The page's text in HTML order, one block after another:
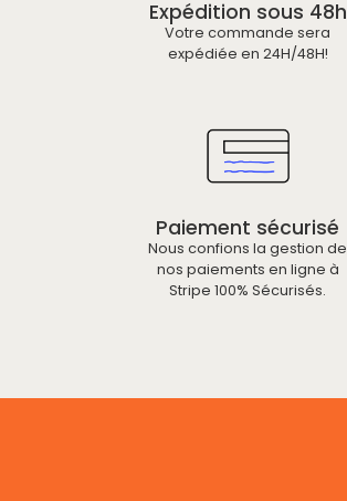
Expédition sous 48h
Votre commande sera
expédiée en 24H/48H!
Paiement sécurisé
Nous confions la gestion de
nos paiements en ligne à
Stripe 100% Sécurisés.